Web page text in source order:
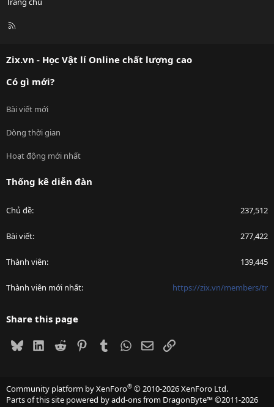
R
Zix.vn - Học Vật lí Online chất lượng cao
Có gì mới?
Bài viết mới
Dòng thời gian
Hoạt động mới nhất
Thống kê diễn đàn
Chủ đề 237,512
Bài viết 277,422
Thành viên 139,445
Thành viên mới nhất https://zix.vn/members/tr
Share this page
BlueskyLinkedIn
Reddit PinterestTumblrWhatsApp
EmailLink
Community platform by XenForo® © 2010-2026 XenForo Ltd.
Parts of this site powered byadd-ons from DragonByte™©2011-2026